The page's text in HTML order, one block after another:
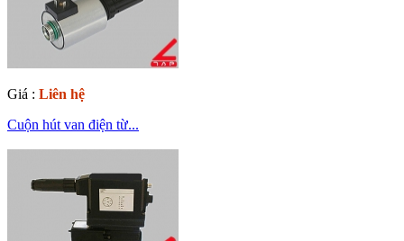
Giá : Liên hệ
Cuộn hút van điện từ...